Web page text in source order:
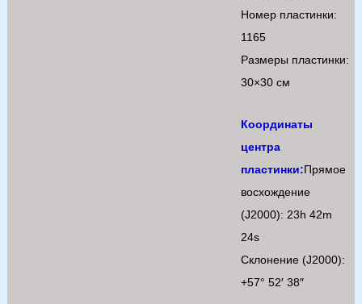
Номер пластинки:
1165
Размеры пластинки:
30×30 см
Координаты
центра
пластинки:Прямое
восхождение
(J2000): 23h 42m
24s
Склонение (J2000):
+57° 52′ 38″